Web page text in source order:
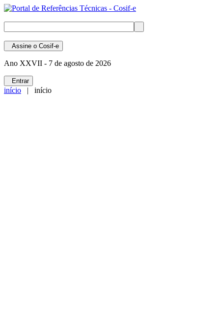
Assine o Cosif-e
Ano XXVII - 7 de agosto de 2026
Entrar
início | início